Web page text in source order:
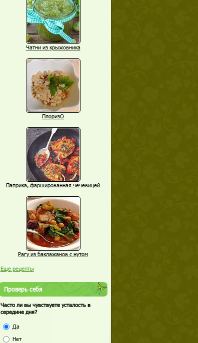
Чатни из крыжовника
ПлоризО
Паприка, фаршированная чечевицей
Рагу из баклажанов с нутом
Еще рецепты
Проверь себя
Часто ли вы чувствуете усталость в
середине дня?
Да
Нет